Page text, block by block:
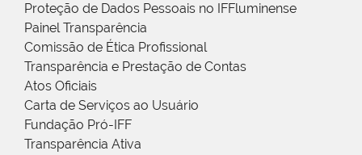
Proteção de Dados Pessoais no IFFluminense
Painel Transparência
Comissão de Ética Profissional
Transparência e Prestação de Contas
Atos Oficiais
Carta de Serviços ao Usuário
Fundação Pró-IFF
Transparência Ativa